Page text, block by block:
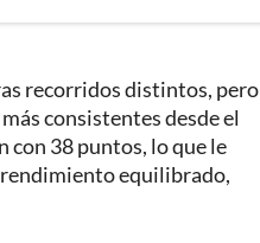
recorridos distintos, pero
consistentes desde el
con 38 puntos, lo que le
equilibrado,